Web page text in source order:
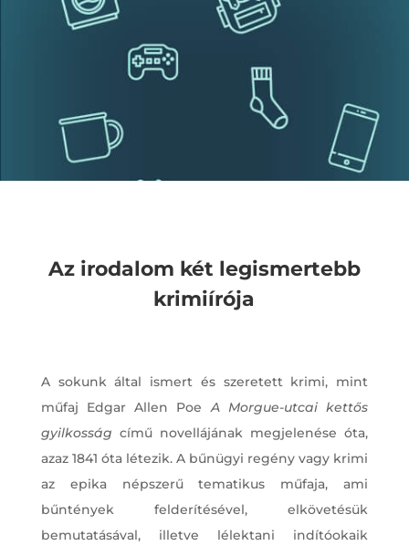
Az irodalom két legismertebb
krimiírója
A sokunk által ismert és szeretett krimi, mint
műfaj Edgar Allen PoeA Morgue-utcai kettős
gyilkosság című novellájának megjelenése óta,
azaz 1841 óta létezik. A bűnügyi regény vagy krimi
az epika népszerű tematikus műfaja, ami
bűntények felderítésével, elkövetésük
bemutatásával, illetve lélektani indítóokaik